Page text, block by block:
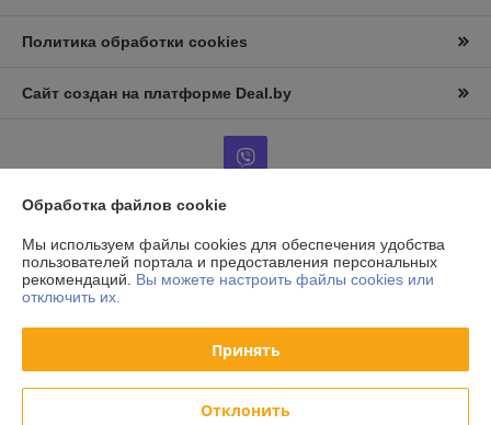
Политика обработки cookies
Сайт создан на платформе Deal.by
Информация для покупателя
Юридическое лицо:ООО «АльтернативаСервисТорг»
РБ, г.Минск, ул. Уборевича 99
Регистрационный номер ЕГР: 193006870
Регистрационный орган: Мингорисполком
Обработка файлов cookie
Мы используем файлы cookies для обеспечения удобства
пользователей портала и предоставления персональных
рекомендаций. Вы можете настроить файлы cookies или
отключить их.
Принять
Отклонить